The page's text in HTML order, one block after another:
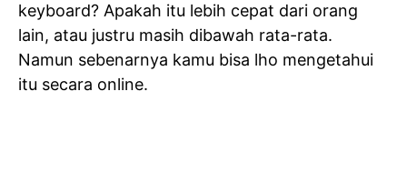
keyboard? Apakah itu lebih cepat dari orang
lain, atau justru masih dibawah rata-rata.
Namun sebenarnya kamu bisa lho mengetahui
itu secara online.